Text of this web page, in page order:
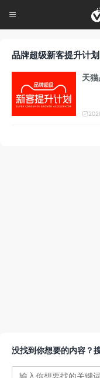

品牌超级新客提升计划
天

没找到你想要的内容？